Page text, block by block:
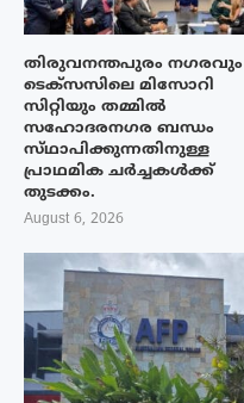
തിരുവനന്തപുരം നഗരവും
ടെക്‌സസിലെ മിസോറി
സിറ്റിയും തമ്മിൽ
സഹോദരനഗര ബന്ധം
സ്‌ഥാപിക്കുന്നതിനുള്ള
പ്രാഥമിക ചർച്ചകൾക്ക്
തുടക്കം.
August 6, 2026